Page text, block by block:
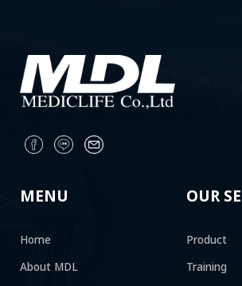
MENU
Home
About MDL
OUR
Product
Training